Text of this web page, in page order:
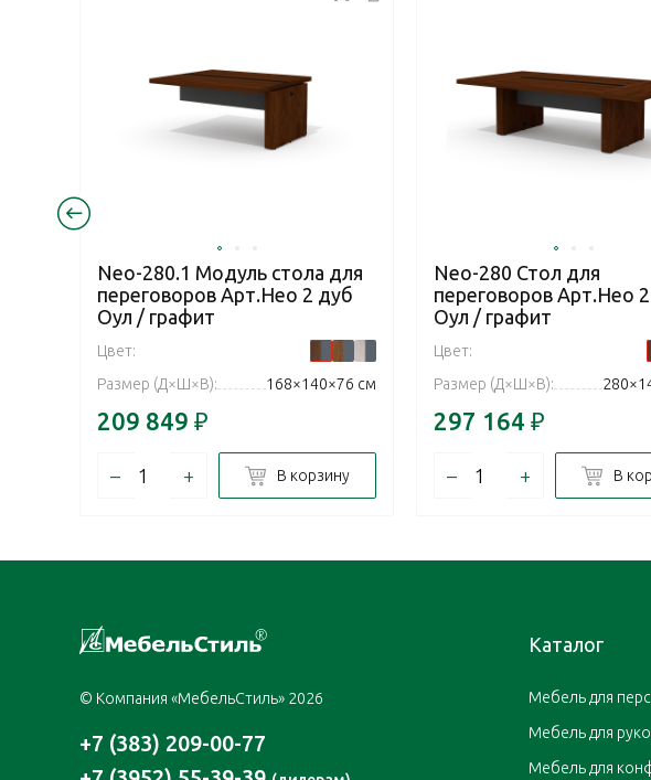
Neo-280.1 Модуль стола для
переговоров Арт.Нео 2 дуб
Оул / графит
Цвет:
Размер (Д×Ш×В):
168×140×76 см
209 849 ₽
– + В корзину
Neo-280 Стол для
переговоров Арт.Нео
Оул / графит
Цвет:
Размер (Д×Ш×В):
297 164 ₽
– + В
© Компания «МебельСтиль» 2026
+7 (383) 209-00-77
Каталог
Мебель для
Мебель для
Мебель для